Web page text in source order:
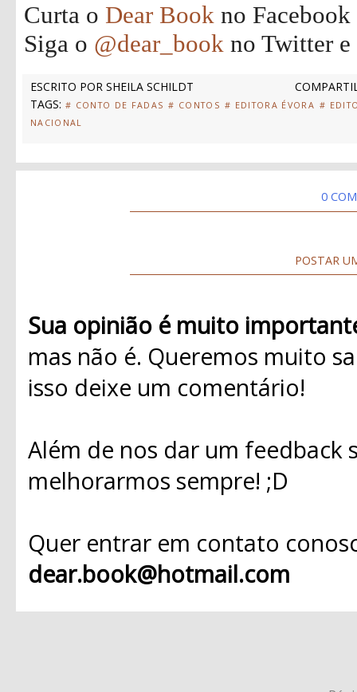
Curta o Dear Book no Facebook
Siga o @dear_book no Twitter
ESCRITO POR SHEILA SCHILDT
TAGS: # CONTO DE FADAS # CONTOS # EDITORA ÉVORA #
NACIONAL
0
POSTAR
Sua opinião é muito
mas não é. Queremos muito
isso deixe um comentário!
Além de nos dar um
melhorarmos sempre! ;D
Quer entrar em contato
dear.book@hotmail.com